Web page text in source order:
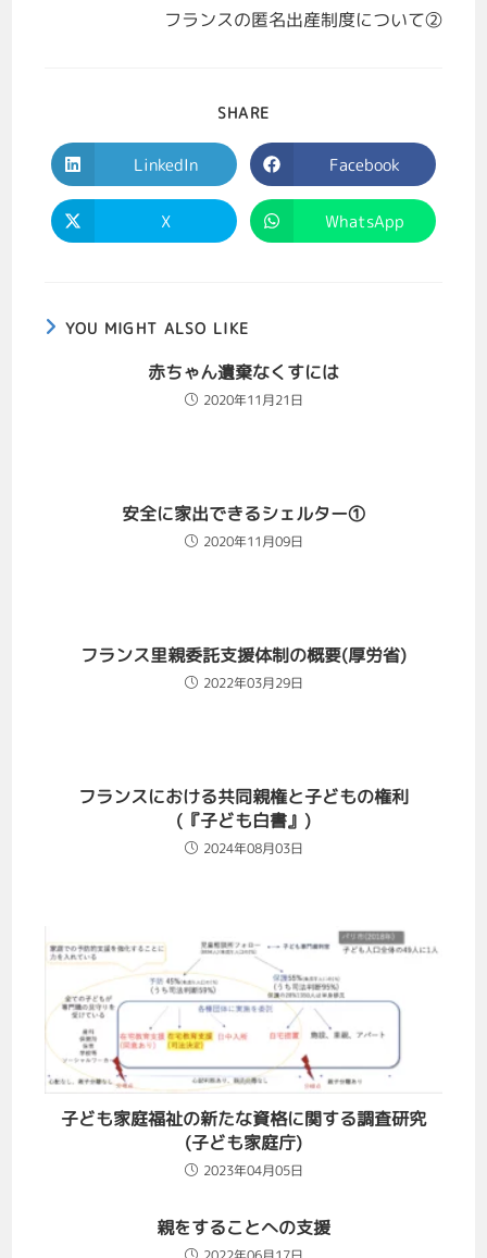
フランスの匿名出産制度について②
SHARE
LinkedIn Facebook
X WhatsApp
YOU MIGHT ALSO LIKE
赤ちゃん遺棄なくすには
2020年11月21日
安全に家出できるシェルター①
2020年11月09日
フランス里親委託支援体制の概要(厚労省)
2022年03月29日
フランスにおける共同親権と子どもの権利
(『子ども白書』)
2024年08月03日
子ども家庭福祉の新たな資格に関する調査研究
(子ども家庭庁)
2023年04月05日
親をすることへの支援